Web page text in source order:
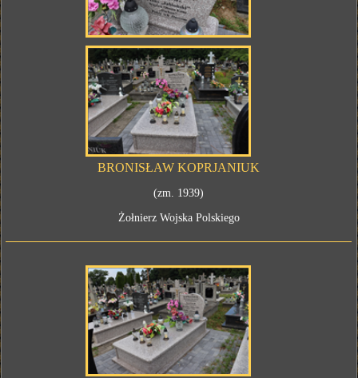
BRONISŁAW KOPRJANIUK
(zm. 1939)
Żołnierz Wojska Polskiego